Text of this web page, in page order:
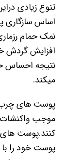
تنوع زیادی
اساس سازگاری
نمک حمام
افزایش گردش
نتیجه احساس
میکند.
پوست های چرب
موجب
کنند.پوست
پوست خود را با